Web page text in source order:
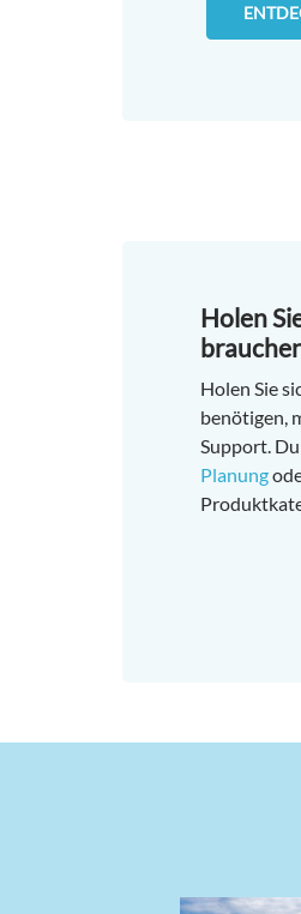
Holen
Holen Sie
benötigen,
Support.
Planung